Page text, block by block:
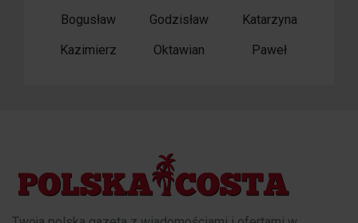
Bogusław
Godzisław
Katarzyna
Kazimierz
Oktawian Paweł